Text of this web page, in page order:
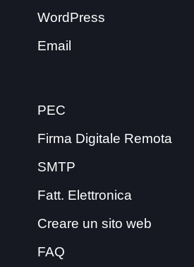
WordPress
Email
PEC
Firma Digitale Remota
SMTP
Fatt. Elettronica
Creare un sito web
FAQ